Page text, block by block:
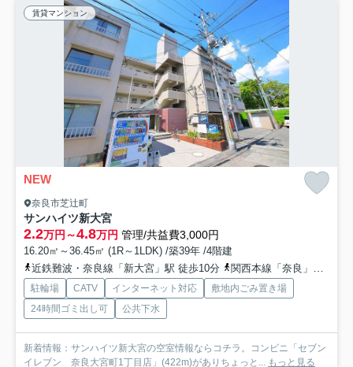
賃貸マンション
NEW
奈良市芝辻町
サンハイツ新大宮
2.2万円～4.8万円 管理/共益費3,000円
16.20㎡～36.45㎡ (1R～1LDK) /築39年 /4階建
近鉄難波・奈良線「新大宮」駅 徒歩10分
関西本線「奈良」駅 徒歩10分
駐輪場 CATV インターネット対応
敷地内ごみ置き場
24時間ゴミ出し可
公共下水
新着情報：サンハイツ新大宮の空室情報ならコチラ。コンビニ「セブン
イレブン 奈良大宮町1丁目店」(422m)がありちょっと... もっと見る